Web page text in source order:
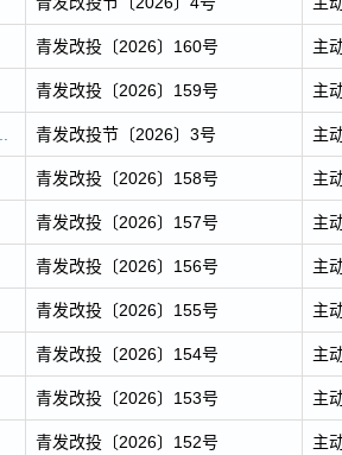
青发改投〔2026〕160号 主
青发改投〔2026〕159号 主
青发改投节〔2026〕3号 主
青发改投〔2026〕158号 主
青发改投〔2026〕157号 主
青发改投〔2026〕156号 主
青发改投〔2026〕155号 主
青发改投〔2026〕154号 主
青发改投〔2026〕153号 主
青发改投〔2026〕152号 主